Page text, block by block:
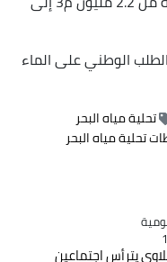
الطلب الوطني على الماء
مياه البحر
مياه البحر
يترأس اجتماعين